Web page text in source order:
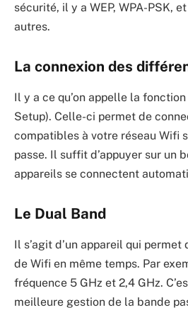
sécurité, il y a WEP, WPA-PSK,
autres.
La connexion des
Il y a ce qu’on appelle la
Setup). Celle-ci permet de
compatibles à votre réseau Wifi
passe. Il suffit d’appuyer sur un
appareils se connectent
Le Dual Band
Il s’agit d’un appareil qui
de Wifi en même temps. Par
fréquence 5 GHz et 2,4 GHz.
meilleure gestion de la bande